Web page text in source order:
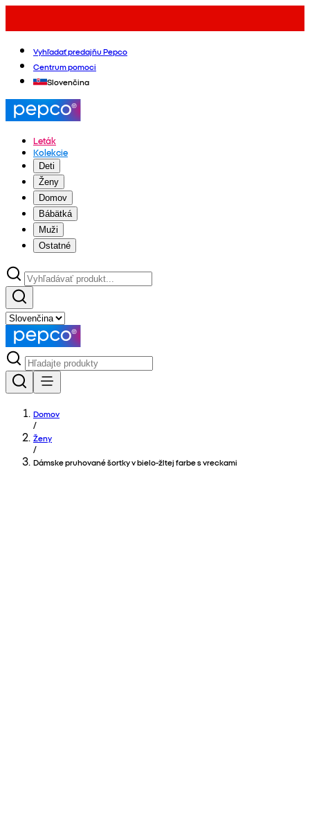
Vyhľadať predajňu Pepco
Centrum pomoci
Slovenčina
Leták
Kolekcie
Deti
Ženy
Domov
Bábätká
Muži
Ostatné
Domov
/
Ženy
/
Dámske pruhované šortky v bielo-žltej farbe s vreckami